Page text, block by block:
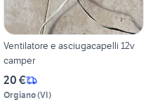
Ventilatore e asciugacapelli 12v
camper
20 €
Orgiano(VI)